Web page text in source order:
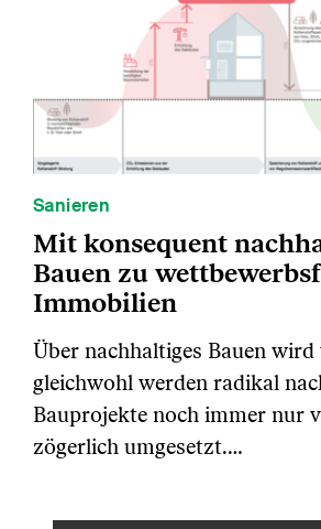
Sanieren
Mit konsequent
Bauen zu
Immobilien
Über nachhaltiges Bauen
gleichwohl werden radikal
Bauprojekte noch immer nur
zögerlich umgesetzt.…